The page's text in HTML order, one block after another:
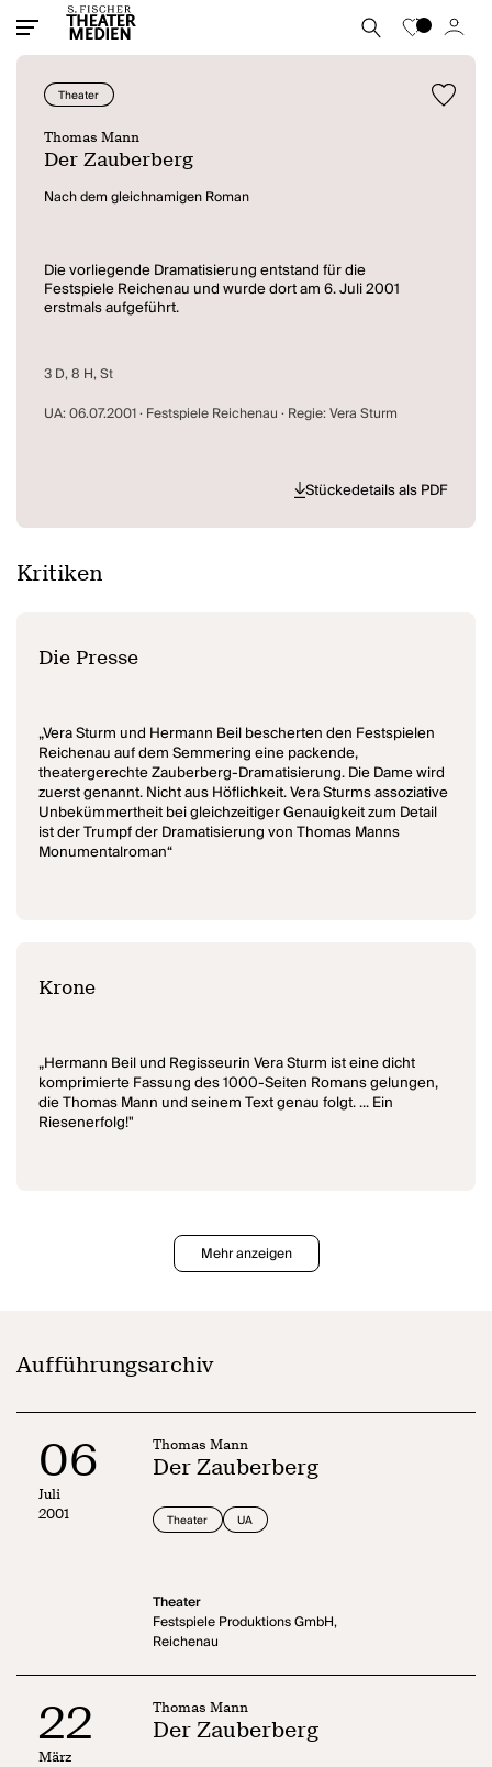
Theater
Thomas Mann
Der Zauberberg
Nach dem gleichnamigen Roman
Die vorliegende Dramatisierung entstand für die
Festspiele Reichenau und wurde dort am 6. Juli 2001
erstmals aufgeführt.
3 D, 8 H, St
UA: 06.07.2001 · Festspiele Reichenau · Regie: Vera Sturm
Stückedetails als PDF
Kritiken
Die Presse
„Vera Sturm und Hermann Beil bescherten den Festspielen
Reichenau auf dem Semmering eine packende,
theatergerechte Zauberberg-Dramatisierung. Die Dame wird
zuerst genannt. Nicht aus Höflichkeit. Vera Sturms assoziative
Unbekümmertheit bei gleichzeitiger Genauigkeit zum Detail
ist der Trumpf der Dramatisierung von Thomas Manns
Monumentalroman“
Krone
„Hermann Beil und Regisseurin Vera Sturm ist eine dicht
komprimierte Fassung des 1000-Seiten Romans gelungen,
die Thomas Mann und seinem Text genau folgt. ... Ein
Riesenerfolg!"
Mehr anzeigen
Aufführungsarchiv
06
Juli
2001
Thomas Mann
Der Zauberberg
Theater UA
Theater
Festspiele Produktions GmbH,
Reichenau
22
März
Thomas Mann
Der Zauberberg